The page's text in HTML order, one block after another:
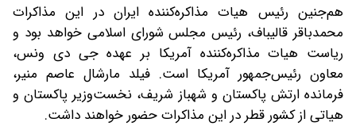
هم‌جنین رئیس هیات مذاکره‌کننده ایران در این مذاکرات
محمدباقر قالیباف، رئیس‌ مجلس شورای اسلامی خواهد بود و
ریاست هیات مذاکره‌کننده آمریکا بر عهده جی دی ونس،
معاون رئیس‌جمهور آمریکا است. فیلد مارشال عاصم منیر،
فرمانده ارتش پاکستان و شهباز شریف، نخست‌وزیر پاکستان و
هیاتی از کشور قطر در این مذاکرات حضور خواهند داشت.